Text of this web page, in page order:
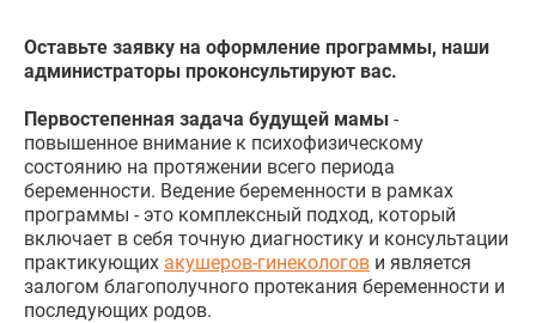
Оставьте заявку на оформление программы, наши
администраторы проконсультируют вас.
Первостепенная задача будущей мамы -
повышенное внимание к психофизическому
состоянию на протяжении всего периода
беременности. Ведение беременности в рамках
программы - это комплексный подход, который
включает в себя точную диагностику и консультации
практикующих акушеров-гинекологов и является
залогом благополучного протекания беременности и
последующих родов.